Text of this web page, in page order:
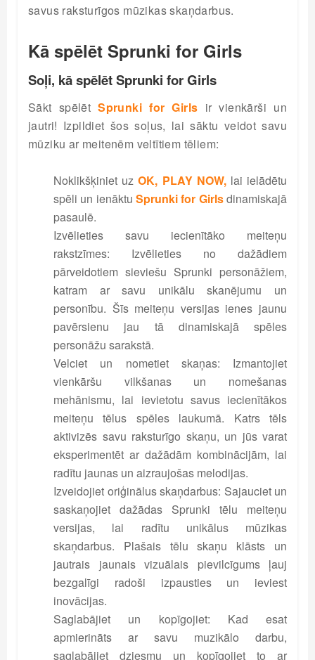
savus raksturīgos mūzikas skaņdarbus.
Kā spēlēt Sprunki for Girls
Soļi, kā spēlēt Sprunki for Girls
Sākt spēlētSprunki for Girls ir vienkārši un
jautri! Izpildiet šos soļus, lai sāktu veidot savu
mūziku ar meitenēm veltītiem tēliem:
Noklikšķiniet uzOK, PLAY NOW,lai ielādētu
spēli un ienāktu Sprunki for Girlsdinamiskajā
pasaulē.
Izvēlieties savu iecienītāko meiteņu
rakstzīmes: Izvēlieties no dažādiem
pārveidotiem sieviešu Sprunki personāžiem,
katram ar savu unikālu skanējumu un
personību. Šīs meiteņu versijas ienes jaunu
pavērsienu jau tā dinamiskajā spēles
personāžu sarakstā.
Velciet un nometiet skaņas: Izmantojiet
vienkāršu vilkšanas un nomešanas
mehānismu, lai ievietotu savus iecienītākos
meiteņu tēlus spēles laukumā. Katrs tēls
aktivizēs savu raksturīgo skaņu, un jūs varat
eksperimentēt ar dažādām kombinācijām, lai
radītu jaunas un aizraujošas melodijas.
Izveidojiet oriģinālus skaņdarbus: Sajauciet un
saskaņojiet dažādas Sprunki tēlu meiteņu
versijas, lai radītu unikālus mūzikas
skaņdarbus. Plašais tēlu skaņu klāsts un
jautrais jaunais vizuālais pievilcīgums ļauj
bezgalīgi radoši izpausties un ieviest
inovācijas.
Saglabājiet un kopīgojiet: Kad esat
apmierināts ar savu muzikālo darbu,
saglabājiet dziesmu un kopīgojiet to ar